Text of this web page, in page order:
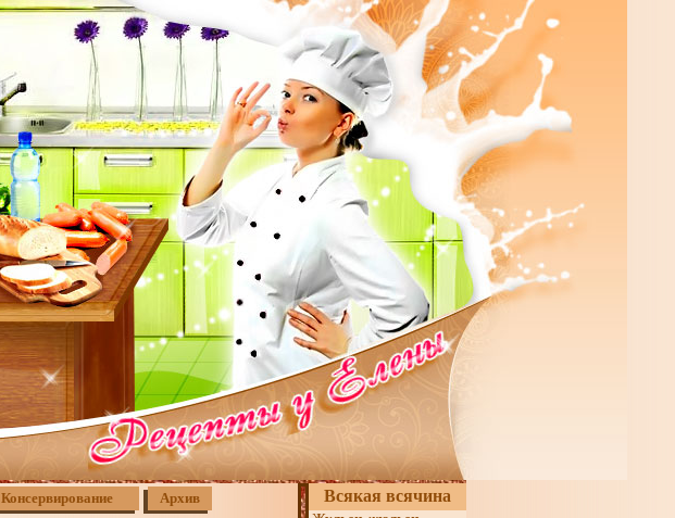
Консервирование Архив Всякая всячина